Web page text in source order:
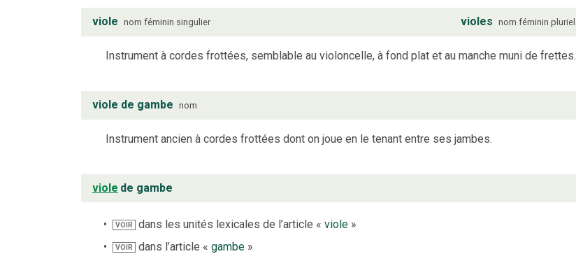
viole nom féminin singulier violes nom féminin pluriel
Instrument à cordes frottées, semblable au violoncelle, à fond plat et au manche muni de frettes.
viole de gambe nom
Instrument ancien à cordes frottées dont on joue en le tenant entre ses jambes.
viole de gambe
VOIR dans les unités lexicales de l’article «viole »
VOIR dans l’article «gambe »